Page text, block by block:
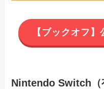
【ブックオフ
Nintendo Switch（